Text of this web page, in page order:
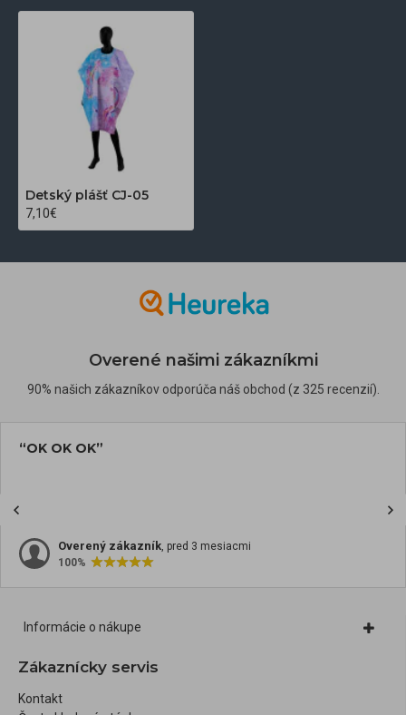
Detský plášť CJ-05
7,10€
Overené našimi zákazníkmi
90% našich zákazníkov odporúča náš obchod (z 325 recenzií).
“OK OK OK”
Overený zákazník, pred 3 mesiacmi
100%
Informácie o nákupe
Zákaznícky servis
Kontakt